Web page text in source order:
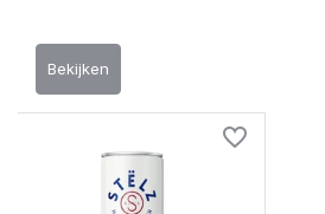
Bekijken